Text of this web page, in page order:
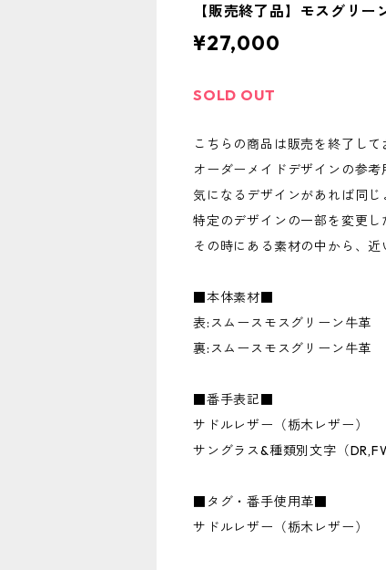
【販売終了品】モスグリ
¥27,000
SOLD OUT
こちらの商品は販売を終了して
オーダーメイドデザインの参考
気になるデザインがあれば同じ
特定のデザインの一部を変更し
その時にある素材の中から、近
■本体素材■
表:スムースモスグリーン牛革
裏:スムースモスグリーン牛革
■番手表記■
サドルレザー（栃木レザー）
サングラス&種類別文字（
■タグ・番手使用革■
サドルレザー（栃木レザー）